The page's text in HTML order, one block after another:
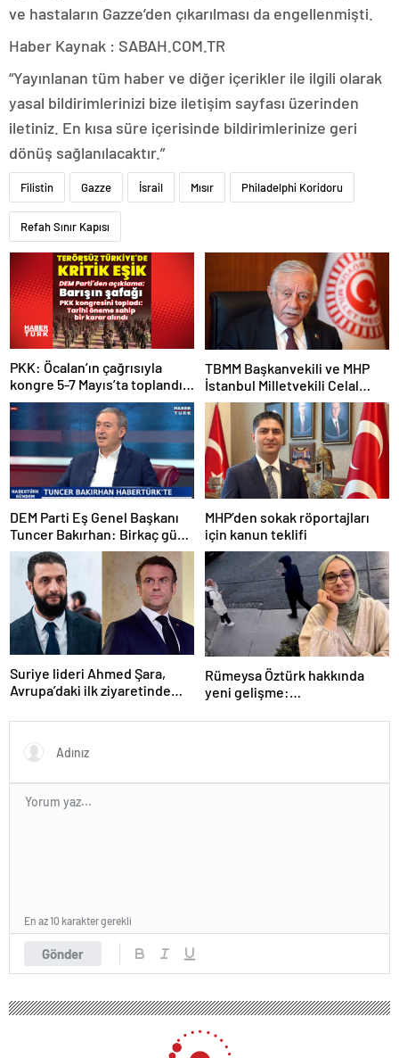
ve hastaların Gazze’den çıkarılması da engellenmişti.
Haber Kaynak : SABAH.COM.TR
“Yayınlanan tüm haber ve diğer içerikler ile ilgili olarak
yasal bildirimlerinizi bize iletişim sayfası üzerinden
iletiniz. En kısa süre içerisinde bildirimlerinize geri
dönüş sağlanılacaktır.”
Filistin Gazze İsrail Mısır Philadelphi Koridoru
Refah Sınır Kapısı
PKK: Öcalan’ın çağrısıyla
kongre 5-7 Mayıs’ta toplandı!
Tarihi bir karar alındı!
TBMM Başkanvekili ve MHP
İstanbul Milletvekili Celal
Adan: Kan ve kin devri
kapanmıştır
DEM Parti Eş Genel Başkanı
Tuncer Bakırhan: Birkaç gün
içerisinde kongre kararları
açıklanacak
MHP’den sokak röportajları
için kanun teklifi
Suriye lideri Ahmed Şara,
Avrupa’daki ilk ziyaretinde
Rümeysa Öztürk hakkında
yeni gelişme:
geciktirilmemesini istedi
Gönder
En az 10 karakter gerekli